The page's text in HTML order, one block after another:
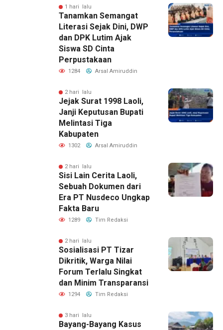
1 hari lalu
Tanamkan Semangat
Literasi Sejak Dini, DWP
dan DPK Lutim Ajak
Siswa SD Cinta
Perpustakaan
1284 Arsal Amiruddin
2 hari lalu
Jejak Surat 1998 Laoli,
Janji Keputusan Bupati
Melintasi Tiga
Kabupaten
1302 Arsal Amiruddin
2 hari lalu
Sisi Lain Cerita Laoli,
Sebuah Dokumen dari
Era PT Nusdeco Ungkap
Fakta Baru
1289 Tim Redaksi
2 hari lalu
Sosialisasi PT Tizar
Dikritik, Warga Nilai
Forum Terlalu Singkat
dan Minim Transparansi
1294 Tim Redaksi
3 hari lalu
Bayang-Bayang Kasus